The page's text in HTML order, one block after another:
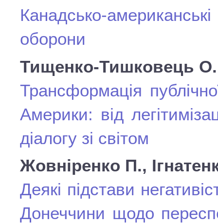
Канадсько-
оборони
Тищенко-Тишковець
Трансформація
Америки: від
діалогу зі світом
Жовніренко П.,
Деякі підстави
Донеччини щодо